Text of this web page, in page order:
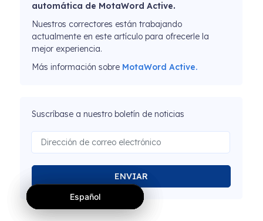
automática de MotaWord Active.
Nuestros correctores están trabajando
actualmente en este artículo para ofrecerle la
mejor experiencia.
Más información sobre MotaWord Active.
Suscríbase a nuestro boletín de noticias
ENVIAR
Español
Español
Español